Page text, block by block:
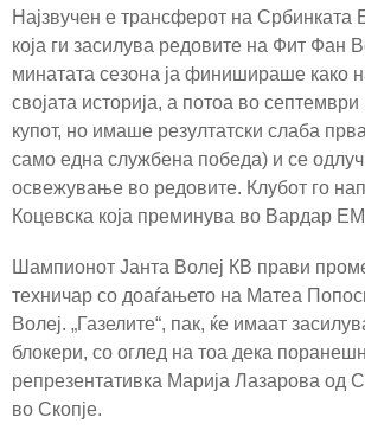
Најзвучен е трансферот на Србинката
која ги засилува редовите на Фит Фан
минатата сезона ја финишираше како
својата историја, а потоа во
купот, но имаше резултатски слаба
само една службена победа) и се
освежување во редовите. Клубот го
Коцевска која преминува во Вардар
Шампионот Јанта Волеј КВ прави
техничар со доаѓањето на Матеа
Волеј. „Газелите“, пак, ќе имаат
блокери, со оглед на тоа дека
репрезентативка Марија Лазарова од
во Скопје.